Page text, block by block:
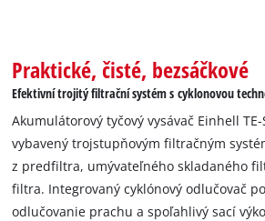
Praktické, čisté, bezsáčkové
Efektivní trojitý filtrační systém s cyklonovou
Akumulátorový tyčový vysávač Einhell TE-
vybavený trojstupňovým filtračným
z predfiltra, umývateľného skladaného
filtra. Integrovaný cyklónový odlučovač
odlučovanie prachu a spoľahlivý sací